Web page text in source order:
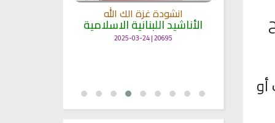
انشودة غزة الك الله
الأناشيد اللبنانية الاسلامية
20695 | 2025-03-24